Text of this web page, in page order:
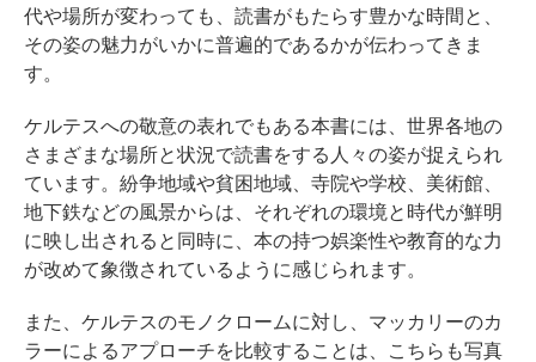
代や場所が変わっても、読書がもたらす豊かな時間と、
その姿の魅力がいかに普遍的であるかが伝わってきま
す。
ケルテスへの敬意の表れでもある本書には、世界各地の
さまざまな場所と状況で読書をする人々の姿が捉えられ
ています。紛争地域や貧困地域、寺院や学校、美術館、
地下鉄などの風景からは、それぞれの環境と時代が鮮明
に映し出されると同時に、本の持つ娯楽性や教育的な力
が改めて象徴されているように感じられます。
また、ケルテスのモノクロームに対し、マッカリーのカ
ラーによるアプローチを比較することは、こちらも写真